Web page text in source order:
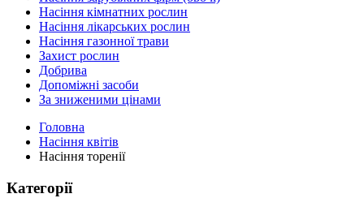
Насіння кімнатних рослин
Насіння лікарських рослин
Насіння газонної трави
Захист рослин
Добрива
Допоміжні засоби
За зниженими цінами
Головна
Насіння квітів
Насіння торенії
Категорії